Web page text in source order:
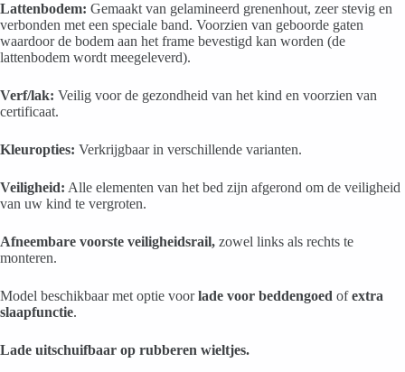
Lattenbodem: Gemaakt van gelamineerd grenenhout, zeer stevig en
verbonden met een speciale band. Voorzien van geboorde gaten
waardoor de bodem aan het frame bevestigd kan worden (de
lattenbodem wordt meegeleverd).
Verf/lak: Veilig voor de gezondheid van het kind en voorzien van
certificaat.
Kleuropties: Verkrijgbaar in verschillende varianten.
Veiligheid: Alle elementen van het bed zijn afgerond om de veiligheid
van uw kind te vergroten.
Afneembare voorste veiligheidsrail, zowel links als rechts te
monteren.
Model beschikbaar met optie voorlade voor beddengoed ofextra
slaapfunctie.
Lade uitschuifbaar op rubberen wieltjes.